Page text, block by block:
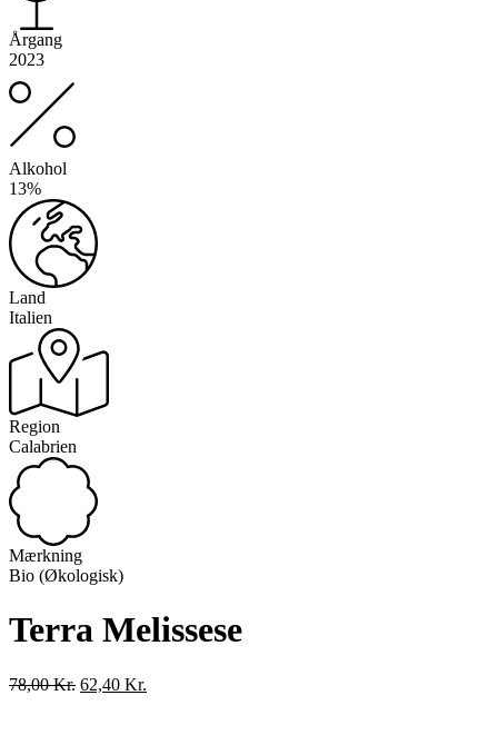
Årgang
2023
Alkohol
13%
Land
Italien
Region
Calabrien
Mærkning
Bio (Økologisk)
Terra Melissese
78,00Kr. Den
62,40 Kr.